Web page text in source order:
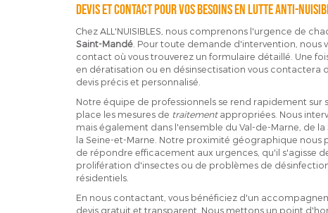
Devis et contact pour vos besoins en lutte anti-
Chez ALL'NUISIBLES, nous comprenons l'urgence de
Saint-Mandé. Pour toute demande d'intervention, nous
contact où vous trouverez un formulaire détaillé. Une
en dératisation ou en désinsectisation vous contactera
devis précis et personnalisé.
Notre équipe de professionnels se rend rapidement sur
place les mesures de traitementappropriées. Nous
mais également dans l'ensemble du Val-de-Marne, de
la Seine-et-Marne. Notre proximité géographique nous
de répondre efficacement aux urgences, qu'il s'agisse
prolifération d'insectes ou de problèmes de
résidentiels.
En nous contactant, vous bénéficiez d'un
devis gratuit et transparent. Nous mettons un point